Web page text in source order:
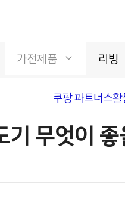
가전제품 리빙
쿠팡 파트너스
기 무엇이